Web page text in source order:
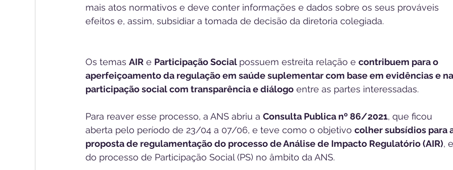
mais atos normativos e deve conter informações e dados sobre os seus prováveis
efeitos e, assim, subsidiar a tomada de decisão da diretoria colegiada.
Os temas AIR e Participação Social possuem estreita relação e contribuem para o
aperfeiçoamento da regulação em saúde suplementar com base em evidências e
participação social com transparência e diálogo entre as partes interessadas.
Para reaver esse processo, a ANS abriu a Consulta Publica nº 86/2021, que ficou
aberta pelo período de 23/04 a 07/06, e teve como o objetivo colher subsídios para
proposta de regulamentação do processo de Análise de Impacto Regulatório (AIR),
do processo de Participação Social (PS) no âmbito da ANS.